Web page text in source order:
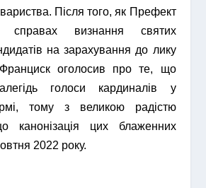
Після того, як Префект
справах визнання святих
на зарахування до лику
оголосив про те, що
голоси кардиналів у
тому з великою радістю
канонізація цих блаженних
2022 року.